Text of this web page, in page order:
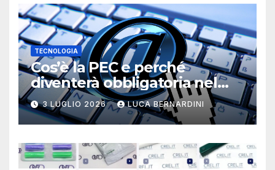
TECNOLOGIA
Cos’è la PEC e perché
diventerà obbligatoria nel
2026?
3 LUGLIO 2026 LUCA BERNARDINI